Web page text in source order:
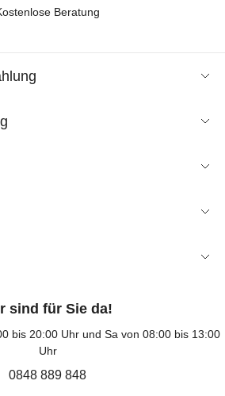
Beratung
sind für Sie da!
bis 20:00 Uhr und Sa von 08:00 bis 13:00
Uhr
0848 889 848